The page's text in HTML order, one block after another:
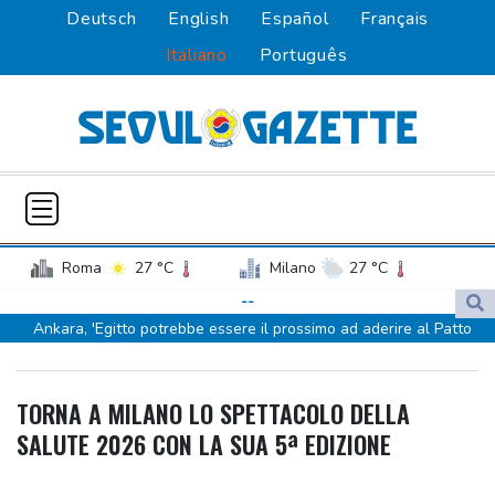
Deutsch English Español
Français
Italiano
Português
Roma 27 °C Milano
27 °C
Napoli
28 °C
--
Ankara, 'Egitto potrebbe essere il prossimo ad aderire al Patto
della Mecca'
Tennis, n.1 al mondo Sabalenka sconfitta da Alexandrova a
TORNA A MILANO LO SPETTACOLO DELLA
SALUTE 2026 CON LA SUA 5ª EDIZIONE